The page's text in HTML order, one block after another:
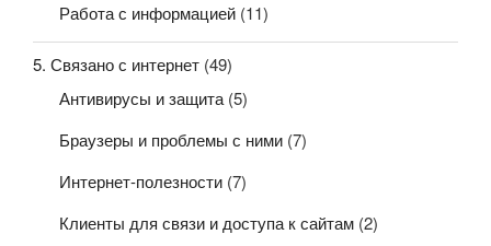
Работа с информацией (11)
5. Связано с интернет (49)
Антивирусы и защита(5)
Браузеры и проблемы с ними (7)
Интернет-полезности (7)
Клиенты для связи и доступа к сайтам (2)